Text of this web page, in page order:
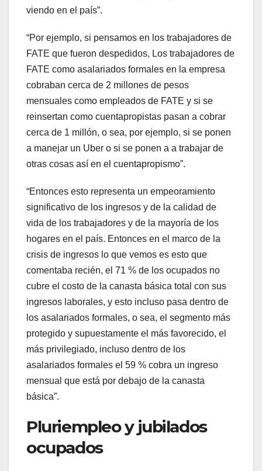
viendo en el país”.
“Por ejemplo, si pensamos en los trabajadores de
FATE que fueron despedidos, Los trabajadores de
FATE como asalariados formales en la empresa
cobraban cerca de 2 millones de pesos
mensuales como empleados de FATE y si se
reinsertan como cuentapropistas pasan a cobrar
cerca de 1 millón, o sea, por ejemplo, si se ponen
a manejar un Uber o si se ponen a a trabajar de
otras cosas así en el cuentapropismo”.
“Entonces esto representa un empeoramiento
significativo de los ingresos y de la calidad de
vida de los trabajadores y de la mayoría de los
hogares en el país. Entonces en el marco de la
crisis de ingresos lo que vemos es esto que
comentaba recién, el 71 % de los ocupados no
cubre el costo de la canasta básica total con sus
ingresos laborales, y esto incluso pasa dentro de
los asalariados formales, o sea, el segmento más
protegido y supuestamente el más favorecido, el
más privilegiado, incluso dentro de los
asalariados formales el 59 % cobra un ingreso
mensual que está por debajo de la canasta
básica”.
Pluriempleo y jubilados
ocupados